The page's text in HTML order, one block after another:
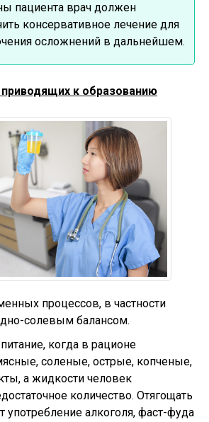
пациента врач должен
консервативное лечение для
осложнений в дальнейшем.
приводящих к образованию
процессов, в частности
солевым балансом.
когда в рационе
соленые, острые, копченые,
а жидкости человек
количество. Отягощать
употребление алкоголя, фаст-фуда